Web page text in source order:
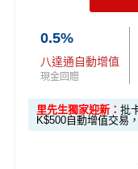
現金回贈
其他
每月簽夠
他合資格簽賬無上
❎優點
：
項
目
任務細節
信
0.5%
八達通自動增值
現金回贈
里先生獨家迎新： 批
K$500自動增值交易